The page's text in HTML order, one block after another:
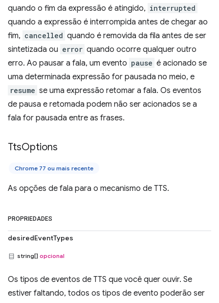
quando o fim da expressão é atingido, interrupted
quando a expressão é interrompida antes de chegar ao
fim, cancelled quando é removida da fila antes de ser
sintetizada ou error quando ocorre qualquer outro
erro. Ao pausar a fala, um evento pause é acionado se
uma determinada expressão for pausada no meio, e
resume se uma expressão retomar a fala. Os eventos
de pausa e retomada podem não ser acionados se a
fala for pausada entre as frases.
TtsOptions
Chrome 77 ou mais recente
As opções de fala para o mecanismo de TTS.
PROPRIEDADES
desiredEventTypes
string[] opcional
Os tipos de eventos de TTS que você quer ouvir. Se
estiver faltando, todos os tipos de evento poderão ser